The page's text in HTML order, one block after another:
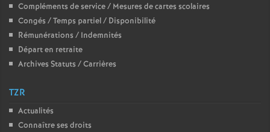
Compléments de service / Mesures de cartes scolaires
Congés / Temps partiel / Disponibilité
Rémunérations / Indemnités
Départ en retraite
Archives Statuts / Carrières
TZR
Actualités
Connaître ses droits